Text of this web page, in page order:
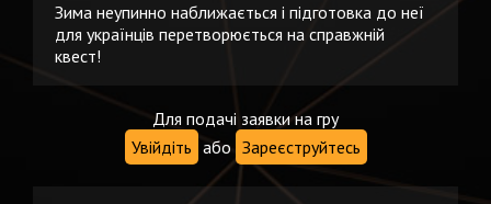
Зима неупинно наближається і підготовка до неї
для українців перетворюється на справжній
квест!
Для подачі заявки на гру
Увійдіть або Зареєструйтесь